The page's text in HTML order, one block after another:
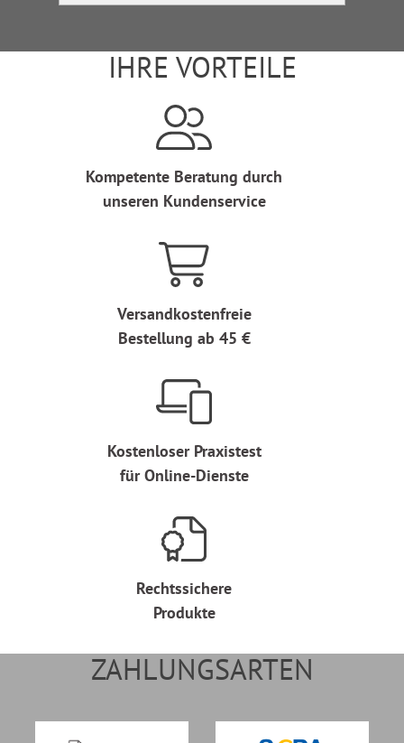
IHRE VORTEILE
Kompetente Beratung durch
unseren Kundenservice
Versandkostenfreie
Bestellung ab 45 €
Kostenloser Praxistest
für Online-Dienste
Rechtssichere
Produkte
ZAHLUNGSARTEN